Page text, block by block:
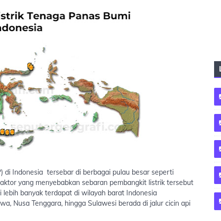
di Indonesia tersebar di berbagai pulau besar seperti
yang menyebabkan sebaran pembangkit listrik tersebut
banyak terdapat di wilayah barat Indonesia
Nusa Tenggara, hingga Sulawesi berada di jalur cicin api